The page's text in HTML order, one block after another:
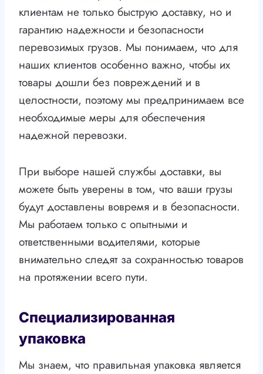
клиентам не только быструю доставку, но и
гарантию надежности и безопасности
перевозимых грузов. Мы понимаем, что для
наших клиентов особенно важно, чтобы их
товары дошли без повреждений и в
целостности, поэтому мы предпринимаем все
необходимые меры для обеспечения
надежной перевозки.
При выборе нашей службы доставки, вы
можете быть уверены в том, что ваши грузы
будут доставлены вовремя и в безопасности.
Мы работаем только с опытными и
ответственными водителями, которые
внимательно следят за сохранностью товаров
на протяжении всего пути.
Специализированная
упаковка
Мы знаем, что правильная упаковка является